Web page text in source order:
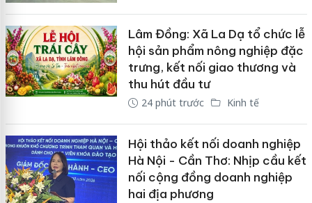
Lâm Đồng: Xã La Dạ tổ chức lễ
hội sản phẩm nông nghiệp đặc
trưng, kết nối giao thương và
thu hút đầu tư
24 phút trước Kinh tế
Hội thảo kết nối doanh nghiệp
Hà Nội - Cần Thơ: Nhịp cầu kết
nối cộng đồng doanh nghiệp
hai địa phương